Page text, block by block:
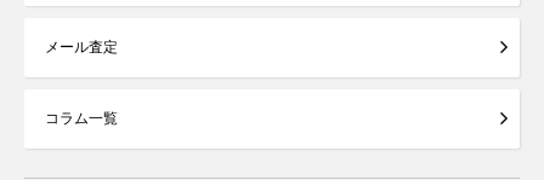
メール査定
コラム一覧